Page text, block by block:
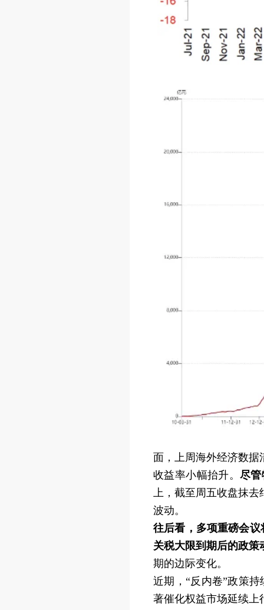
面，上周海外经济数据
收益率小幅抬升。 尽管
上，截至周五收盘抹去
波动。
往后看，多项重磅会
关税大限到期后的政策
期的边际变化。
近期，“反内卷”政策
著催化权益市场延续上